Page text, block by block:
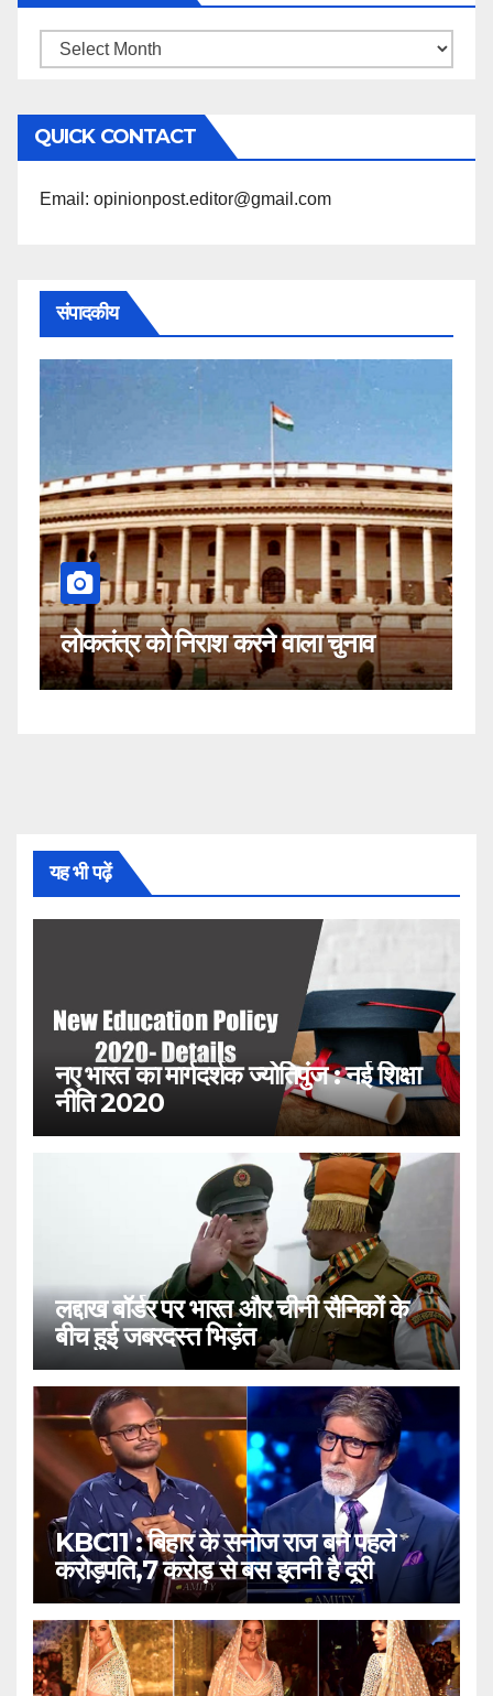
महिने
अनुसार
पढ़ें
QUICK CONTACT
Email: opinionpost.editor@gmail.com
संपादकीय
करने वाला चुनाव
कहीं यह सीजेआई के खिलाफ
नहीं!
यह भी पढ़ें
नए भारत का मार्गदर्शक ज्योतिपुंज : नई शिक्षा
नीति 2020
लद्दाख बॉर्डर पर भारत और चीनी सैनिकों के
बीच हुई जबरदस्त भिड़ंत
KBC11 : बिहार के सनोज राज बने पहले
करोड़पति,7 करोड़ से बस इतनी है दूरी